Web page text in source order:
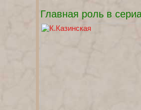
Главная роль в